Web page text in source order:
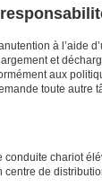
à l’aide
et
aux
toute autre
conduite chariot
centre de